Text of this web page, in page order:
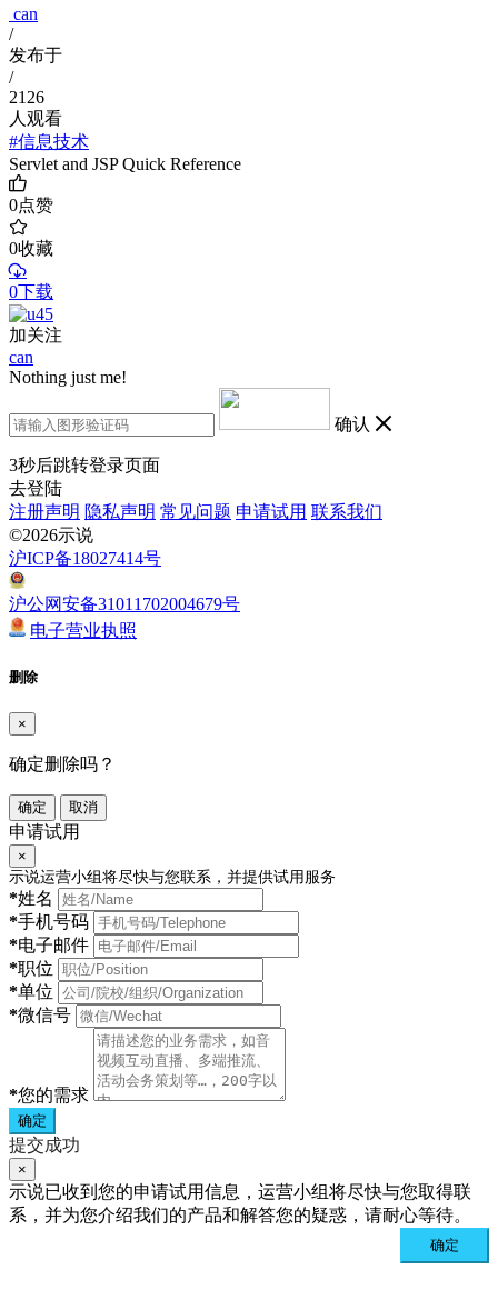
can
/
发布于
/
2126
人观看
#信息技术
Servlet and JSP Quick Reference
0点赞
0收藏
0下载
加关注
can
Nothing just me!
确认
3秒后跳转登录页面
去登陆
注册声明 隐私声明 常见问题 申请试用 联系我们
©2026示说
沪ICP备18027414号
沪公网安备31011702004679号
电子营业执照
删除
×
确定删除吗？
确定 取消
申请试用
×
示说运营小组将尽快与您联系，并提供试用服务
*姓名
*手机号码
*电子邮件
*职位
*单位
*微信号
*您的需求
确定
提交成功
×
示说已收到您的申请试用信息，运营小组将尽快与您取得联
系，并为您介绍我们的产品和解答您的疑惑，请耐心等待。
确定